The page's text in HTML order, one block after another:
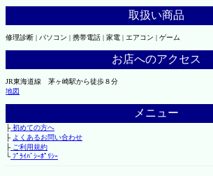
取扱い商品
修理診断 | パソコン | 携帯電話 | 家電 | エアコン | ゲーム
お店へのアクセス
JR東海道線 茅ヶ崎駅から徒歩８分
地図
メニュー
├初めての方へ
├ よくあるお問い合わせ
├ご利用規約
└ﾌﾟﾗｲﾊﾞｼｰﾎﾟﾘｼｰ